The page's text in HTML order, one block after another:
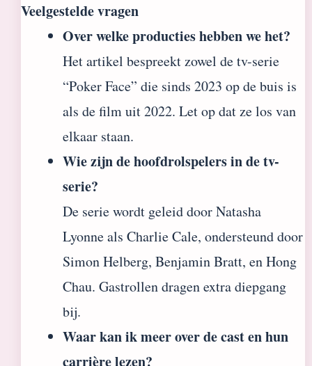
Veelgestelde vragen
Over welke producties hebben we het?
Het artikel bespreekt zowel de tv-serie
“Poker Face” die sinds 2023 op de buis is
als de film uit 2022. Let op dat ze los van
elkaar staan.
Wie zijn de hoofdrolspelers in de tv-
serie?
De serie wordt geleid door Natasha
Lyonne als Charlie Cale, ondersteund door
Simon Helberg, Benjamin Bratt, en Hong
Chau. Gastrollen dragen extra diepgang
bij.
Waar kan ik meer over de cast en hun
carrière lezen?